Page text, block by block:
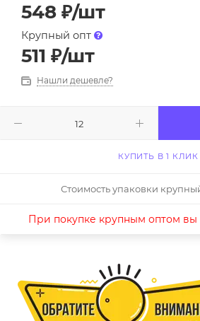
548 ₽/шт
Крупный опт
511 ₽/шт
Нашли дешевле?
КУПИТЬ В 1 КЛИК
Стоимость упаковки
При покупке крупным оптом вы